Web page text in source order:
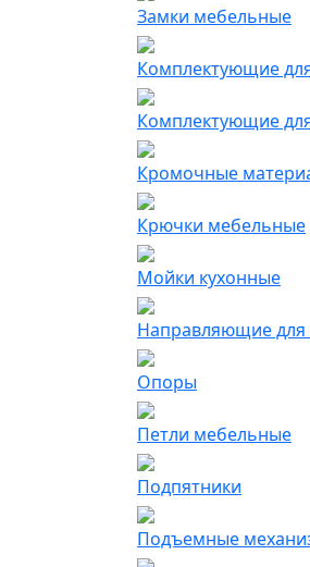
Замки мебельные
Комплектующие
Комплектующие
Кромочные
Крючки мебельные
Мойки кухонные
Направляющие
Опоры
Петли мебельные
Подпятники
Подъемные